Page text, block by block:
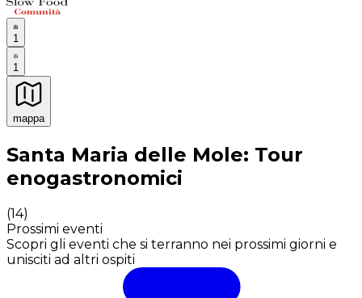
1
1
mappa
Esperienze culinarie indimenticabili: Esperienze
Santa Maria delle Mole: Tour
enogastronomici
(14)
Prossimi eventi
Scopri gli eventi che si terranno nei prossimi giorni e
unisciti ad altri ospiti